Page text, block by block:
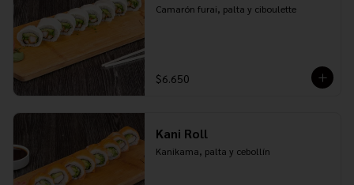
Camarón furai, palta y ciboulette
$6.650
Kani Roll
Kanikama, palta y cebollín